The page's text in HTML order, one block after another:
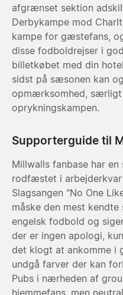
afgrænset sektion
Derbykampe mod
kampe for gæstefans,
disse fodboldrejser i
billetkøbet med din
sidst på sæsonen kan
opmærksomhed, særligt
oprykningskampen.
Supporterguide til
Millwalls fanbase har
rodfæstet i
Slagsangen "No One
måske den mest
engelsk fodbold og
der er ingen apologi,
det klogt at ankomme i
undgå farver der kan
Pubs i nærheden af
hjemmefans, men